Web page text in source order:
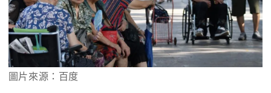
圖片來源：百度